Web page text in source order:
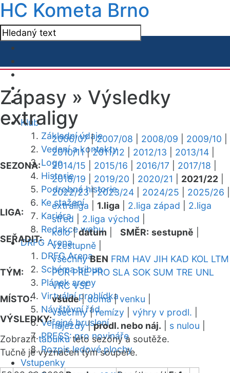
HC Kometa Brno
Klub
Základní údaje
Vedení a kontakty
Logo
Historie
Podrobná historie
Ke stažení
Kariéra
Redakce webu
DRFG Arena
DRFG Arena
Schéma tribun
Plánek areny
Virtuální prohlídka
Návštěvní řád
Veřejné bruslení
PRESS: pro novináře
Rozpis ledové plochy
Vstupenky
Zápasy » Výsledky
extraligy
SEZONA:
2006/07|2007/08 2008/09 2009/10
2010/11|2011/12 2012/13 2013/14
2014/15
2015/16 2016/17 2017/18
2018/19
2019/20 2020/21 2021/22
2022/23|2023/24 2024/25 2025/26
LIGA:
extraliga 1.liga 2.liga západ
2.liga
střed
2.liga východ
SEŘADIT:
kolo|datum SMĚR: sestupně
vzestupně
TÝM:
všechny BEN FRM HAV JIH KAD KOL LTM
POR PRE PRO SLA SOK SUM TRE UNL
VRC VSE
MÍSTO:
všude|doma|venku
VÝSLEDKY:
všechny|remízy výhry v prodl.
nájezdy|prodl. nebo náj. s nulou
Zobrazittabulkutéto sezóny a soutěže.
Tučně je vyznačen tým soupeře.